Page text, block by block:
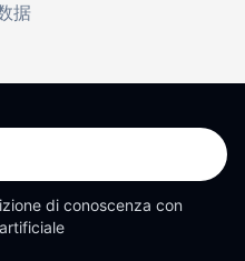
据
di conoscenza con